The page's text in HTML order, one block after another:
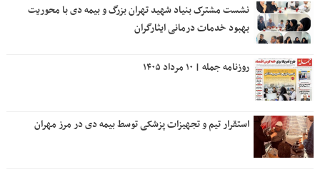
نشست مشترک بنیاد شهید تهران بزرگ و بیمه دی با محوریت
بهبود خدمات درمانی ایثارگران
روزنامه جمله | ۱۰ مرداد ۱۴۰۵
استقرار تیم و تجهیزات پزشکی توسط بیمه دی در مرز مهران